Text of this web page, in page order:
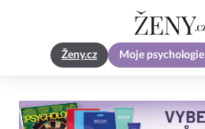
Ženy.cz Moje psychologie